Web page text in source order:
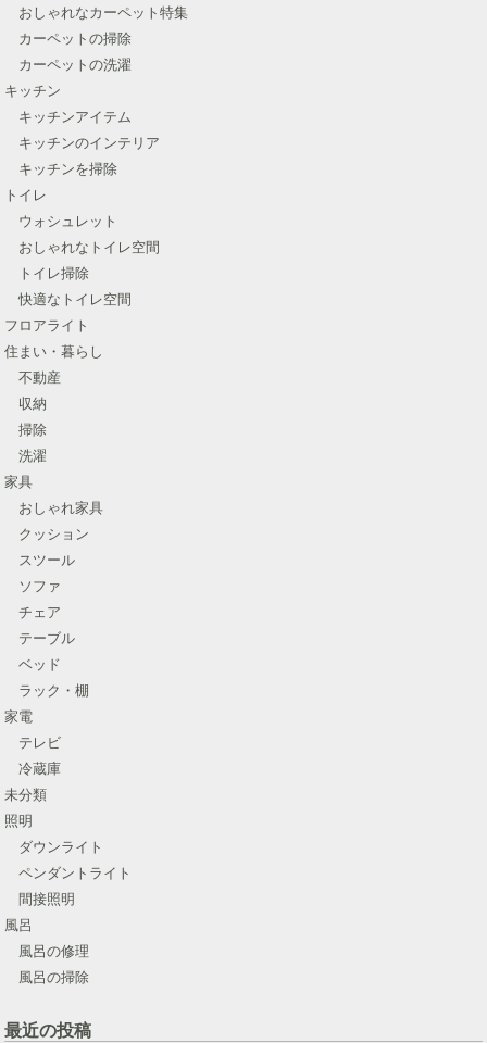
おしゃれなカーペット特集
カーペットの掃除
カーペットの洗濯
キッチン
キッチンアイテム
キッチンのインテリア
キッチンを掃除
トイレ
ウォシュレット
おしゃれなトイレ空間
トイレ掃除
快適なトイレ空間
フロアライト
住まい・暮らし
不動産
収納
掃除
洗濯
家具
おしゃれ家具
クッション
スツール
ソファ
チェア
テーブル
ベッド
ラック・棚
家電
テレビ
冷蔵庫
未分類
照明
ダウンライト
ペンダントライト
間接照明
風呂
風呂の修理
風呂の掃除
最近の投稿